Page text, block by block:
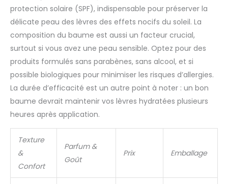
protection solaire (SPF), indispensable pour préserver la
délicate peau des lèvres des effets nocifs du soleil. La
composition du baume est aussi un facteur crucial,
surtout si vous avez une peau sensible. Optez pour des
produits formulés sans parabènes, sans alcool, et si
possible biologiques pour minimiser les risques d’allergies.
La durée d’efficacité est un autre point à noter : un bon
baume devrait maintenir vos lèvres hydratées plusieurs
heures après application.
Texture
&
Confort
Parfum &
Goût
Prix Emballage